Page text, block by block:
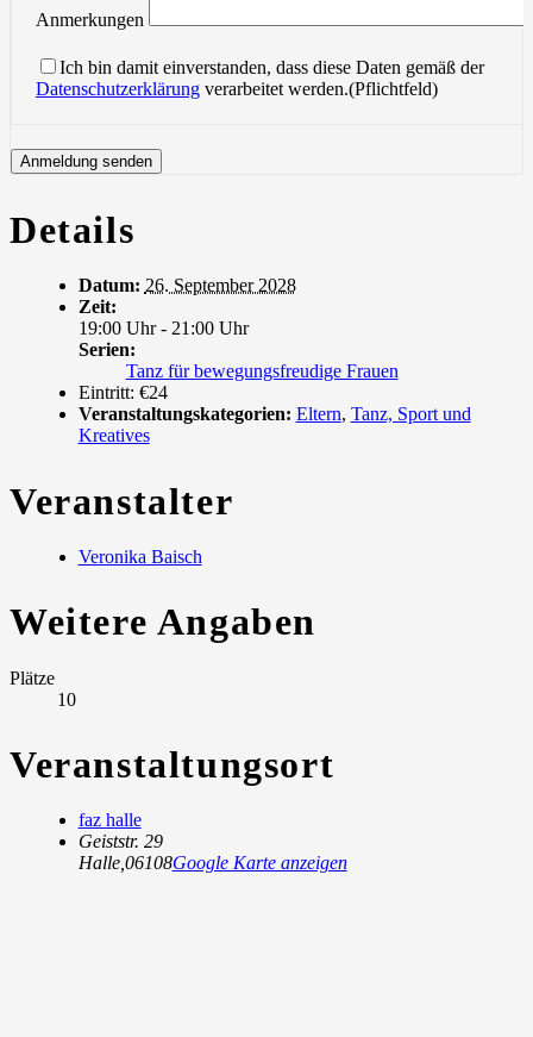
Anmerkungen
Ich bin damit einverstanden, dass diese Daten gemäß der
Datenschutzerklärung verarbeitet werden.(Pflichtfeld)
Details
Datum: 26. September 2028
Zeit:
19:00 Uhr - 21:00 Uhr
Serien:
Tanz für bewegungsfreudige Frauen
Eintritt: €24
Veranstaltungskategorien: Eltern, Tanz, Sport und
Kreatives
Veranstalter
Veronika Baisch
Weitere Angaben
Plätze
10
Veranstaltungsort
faz halle
Geiststr. 29
Halle, 06108Google Karte anzeigen